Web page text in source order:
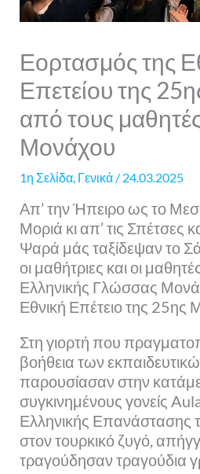
Εορτασμός της
Επετείου της
από τους
Μονάχου
1η Σελίδα, Γενικά/ 24.03.2025
Απ’ την Ήπειρο ως το
Μοριά κι απ’ τις Σπέτσες
Ψαρά μάς ταξίδεψαν το
οι μαθήτριες και οι
Ελληνικής Γλώσσας
Εθνική Επέτειο της 25ης
Στη γιορτή που
βοήθεια των
παρουσίασαν στην
συγκινημένους γονείς
Ελληνικής Επανάστασης
στον τουρκικό ζυγό,
τραγούδησαν τραγούδια